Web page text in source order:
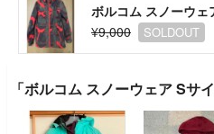
ボルコム スノーウェ
¥9,000
SOLDOUT
「ボルコム スノーウェア Sサ